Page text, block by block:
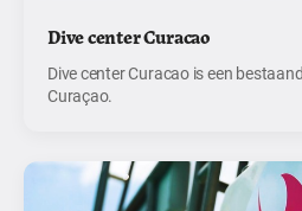
Dive center Curacao
Dive center Curacao is een
Curaçao.